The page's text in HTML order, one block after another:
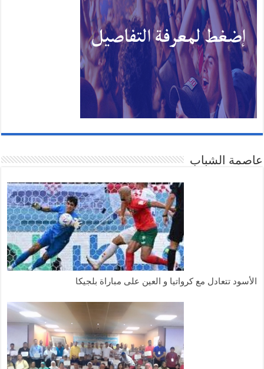
الشباب
تتعادل مع كرواتيا و العين على مباراة بلجيكا